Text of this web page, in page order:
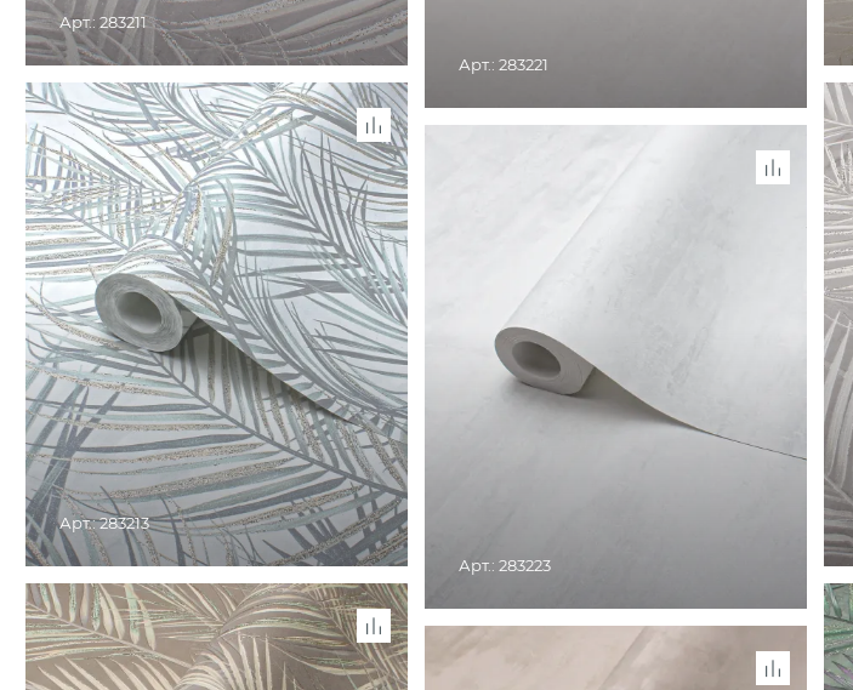
Арт.: 283211
СНЯТО С ПРОИЗВОДСТВА. ТОВАР ДОСТУПЕН В
РОЗНИЧНЫХ МАГАЗИНАХ
Арт.: 283221
СНЯТО С ПРОИЗВОДСТВА. ТОВАР ДОСТУПЕН В
Арт.: 283213
СНЯТО С ПРОИЗВОДСТВА. ТОВАР ДОСТУПЕН В
РОЗНИЧНЫХ МАГАЗИНАХ
Арт.: 283223
СНЯТО С ПРОИЗВОДСТВА. ТОВАР ДОСТУПЕН В